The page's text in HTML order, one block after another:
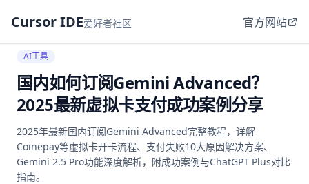
Cursor IDE爱好者社区 官方网站
AI工具
国内如何订阅Gemini Advanced？
2025最新虚拟卡支付成功案例分享
2025年最新国内订阅Gemini Advanced完整教程，详解
Coinepay等虚拟卡开卡流程、支付失败10大原因解决方案、
Gemini 2.5 Pro功能深度解析，附成功案例与ChatGPT Plus对比
指南。